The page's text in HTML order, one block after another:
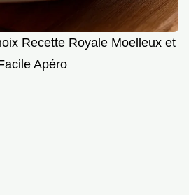
Recette Royale Moelleux et
Apéro